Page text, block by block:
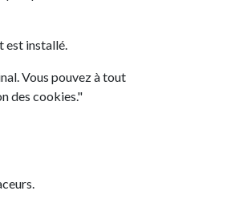
est installé.
Vous pouvez à tout
des cookies."